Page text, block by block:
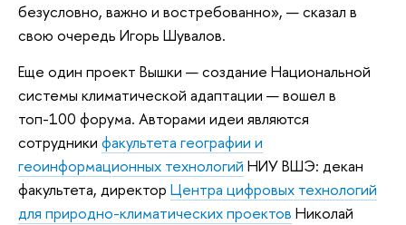
безусловно, важно и востребованно», — сказал в
свою очередь Игорь Шувалов.
Еще один проект Вышки — создание Национальной
системы климатической адаптации — вошел в
топ-100 форума. Авторами идеи являются
сотрудники факультета географии и
геоинформационных технологий НИУ ВШЭ: декан
факультета, директор Центра цифровых технологий
для природно-климатических проектов Николай